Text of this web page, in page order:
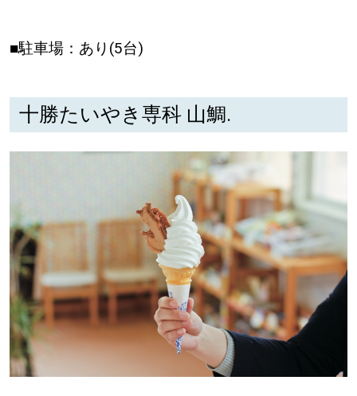
■駐車場：あり(5台)
十勝たいやき専科 山鯛.